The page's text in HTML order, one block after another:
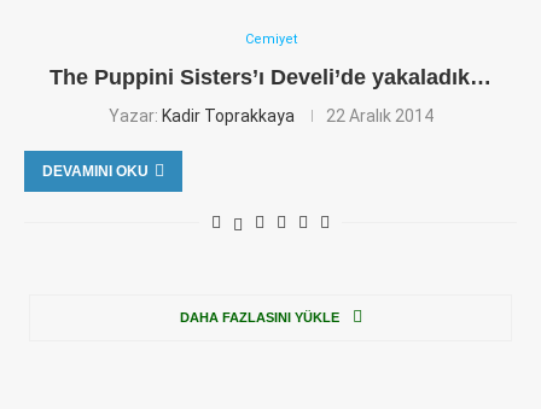
Cemiyet
The Puppini Sisters’ı Develi’de yakaladık…
Yazar: Kadir Toprakkaya 22 Aralık 2014
DEVAMINI OKU
DAHA FAZLASINI YÜKLE